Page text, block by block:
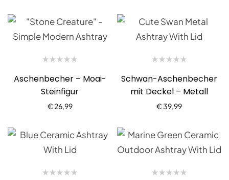
Aschenbecher – Moai-
Steinfigur
€ 26,99
Schwan-Aschenbecher
mit Deckel – Metall
€ 39,99